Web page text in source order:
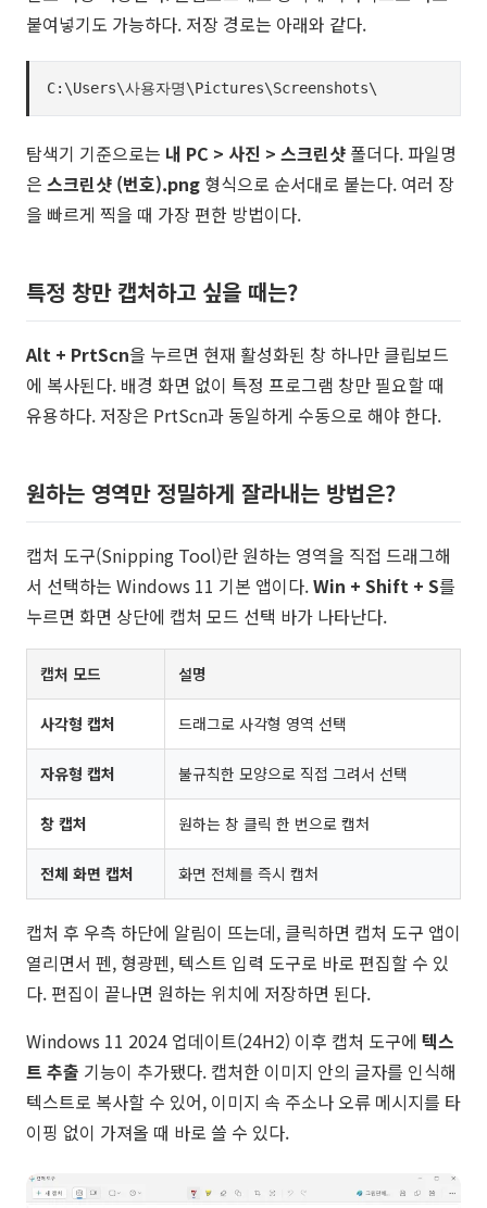
붙여넣기도 가능하다. 저장 경로는 아래와 같다.
C:\Users\사용자명\Pictures\Screenshots\
탐색기 기준으로는 내 PC > 사진 > 스크린샷 폴더다. 파일명
은 스크린샷 (번호).png 형식으로 순서대로 붙는다. 여러 장
을 빠르게 찍을 때 가장 편한 방법이다.
특정 창만 캡처하고 싶을 때는?
Alt + PrtScn을 누르면 현재 활성화된 창 하나만 클립보드
에 복사된다. 배경 화면 없이 특정 프로그램 창만 필요할 때
유용하다. 저장은 PrtScn과 동일하게 수동으로 해야 한다.
원하는 영역만 정밀하게 잘라내는 방법은?
캡처 도구(Snipping Tool)란 원하는 영역을 직접 드래그해
서 선택하는 Windows 11 기본 앱이다.Win + Shift + S를
누르면 화면 상단에 캡처 모드 선택 바가 나타난다.
캡처 모드 설명
사각형 캡처 드래그로 사각형 영역 선택
자유형 캡처 불규칙한 모양으로 직접 그려서 선택
창 캡처 원하는 창 클릭 한 번으로 캡처
전체 화면 캡처 화면 전체를 즉시 캡처
캡처 후 우측 하단에 알림이 뜨는데, 클릭하면 캡처 도구 앱이
열리면서 펜, 형광펜, 텍스트 입력 도구로 바로 편집할 수 있
다. 편집이 끝나면 원하는 위치에 저장하면 된다.
Windows 11 2024 업데이트(24H2) 이후 캡처 도구에 텍스
트 추출 기능이 추가됐다. 캡처한 이미지 안의 글자를 인식해
텍스트로 복사할 수 있어, 이미지 속 주소나 오류 메시지를 타
이핑 없이 가져올 때 바로 쓸 수 있다.